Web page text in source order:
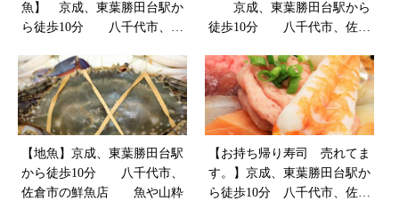
魚】 京成、東葉勝田台駅か
ら徒歩10分 八千代市、佐
京成、東葉勝田台駅から
徒歩10分 八千代市、佐倉
【地魚】京成、東葉勝田台駅
から徒歩10分 八千代市、
佐倉市の鮮魚店 魚や山粋
【お持ち帰り寿司 売れてま
す。】京成、東葉勝田台駅か
ら徒歩10分 八千代市、佐倉